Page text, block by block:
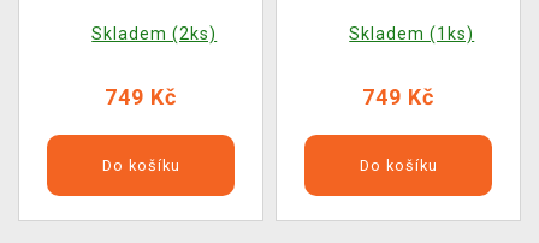
Skladem (2ks)
749 Kč
Do košíku
Skladem (1ks)
749 Kč
Do košíku